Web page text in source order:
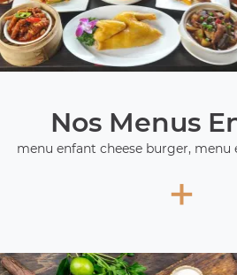
Nos Menus
menu enfant cheese burger, menu
+